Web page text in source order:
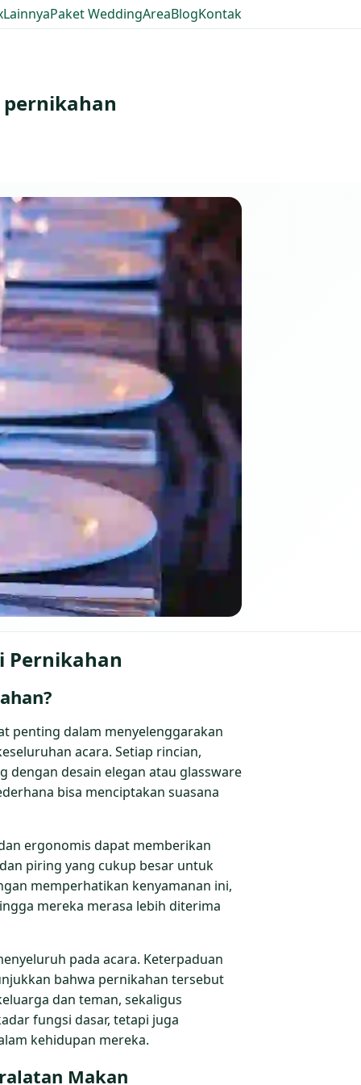
LainnyaPaket WeddingAreaBlogKontak
Pernikahan
penting dalam menyelenggarakan
acara. Setiap rincian,
dengan desain elegan atau glassware
bisa menciptakan suasana
ergonomis dapat memberikan
piring yang cukup besar untuk
memperhatikan kenyamanan ini,
mereka merasa lebih diterima
pada acara. Keterpaduan
bahwa pernikahan tersebut
dan teman, sekaligus
fungsi dasar, tetapi juga
kehidupan mereka.
Makan